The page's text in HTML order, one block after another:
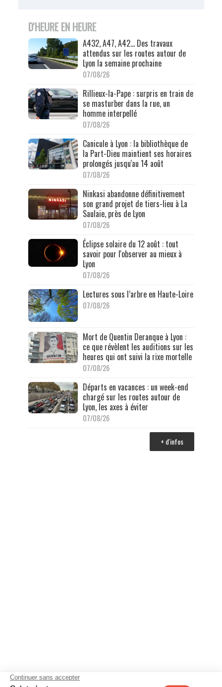
D'HEURE EN HEURE
A432, A47, A42… Des travaux
attendus sur les routes autour de
Lyon la semaine prochaine
07/08/26
Rillieux-la-Pape : surpris en train de
se masturber dans la rue, un
homme interpellé
07/08/26
Canicule à Lyon : la bibliothèque de
la Part-Dieu maintient ses horaires
prolongés jusqu'au 14 août
07/08/26
Ninkasi abandonne définitivement
son grand projet de tiers-lieu à La
Saulaie, près de Lyon
07/08/26
Éclipse solaire du 12 août : tout
savoir pour l'observer au mieux à
Lyon
07/08/26
Lectures sous l’arbre en Haute-Loire
07/08/26
Mort de Quentin Deranque à Lyon :
ce que révèlent les auditions sur les
heures qui ont suivi la rixe mortelle
07/08/26
Départs en vacances : un week-end
chargé sur les routes autour de
Lyon, les axes à éviter
07/08/26
+ d'infos